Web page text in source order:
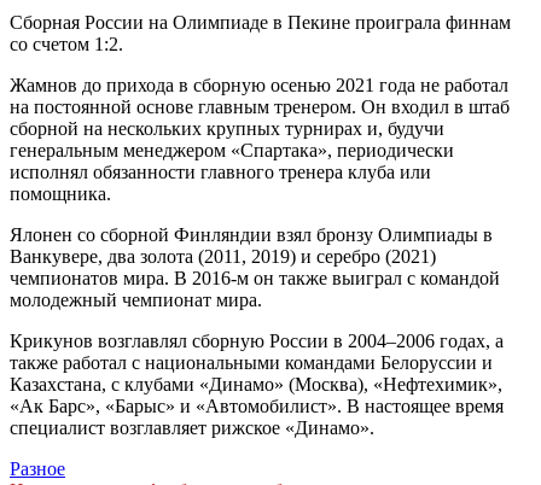
Сборная России на Олимпиаде в Пекине проиграла финнам
со счетом 1:2.
Жамнов до прихода в сборную осенью 2021 года не работал
на постоянной основе главным тренером. Он входил в штаб
сборной на нескольких крупных турнирах и, будучи
генеральным менеджером «Спартака», периодически
исполнял обязанности главного тренера клуба или
помощника.
Ялонен со сборной Финляндии взял бронзу Олимпиады в
Ванкувере, два золота (2011, 2019) и серебро (2021)
чемпионатов мира. В 2016-м он также выиграл с командой
молодежный чемпионат мира.
Крикунов возглавлял сборную России в 2004–2006 годах, а
также работал с национальными командами Белоруссии и
Казахстана, с клубами «Динамо» (Москва), «Нефтехимик»,
«Ак Барс», «Барыс» и «Автомобилист». В настоящее время
специалист возглавляет рижское «Динамо».
Разное